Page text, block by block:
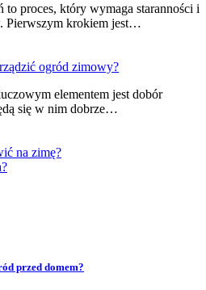
to proces, który wymaga staranności i
Pierwszym krokiem jest…
ogród zimowy?
elementem jest dobór
się w nim dobrze…
na zimę?
przed domem?